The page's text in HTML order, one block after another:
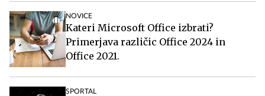
NOVICE
Kateri Microsoft Office izbrati?
Primerjava različic Office 2024 in
Office 2021.
SPORTAL